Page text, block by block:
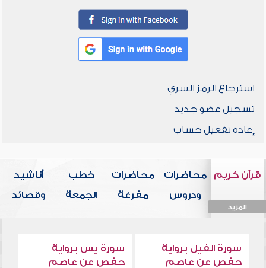
استرجاع الرمز السري
تسجيل عضو جديد
إعادة تفعيل حساب
قرآن كريم
المزيد
محاضرات
ودروس
محاضرات
مفرغة
خطب
الجمعة
أناشيد
وقصائد
سورة الفيل برواية
حفص عن عاصم
سورة يس برواية
حفص عن عاصم